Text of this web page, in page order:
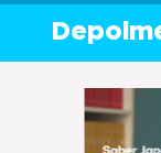
Previous